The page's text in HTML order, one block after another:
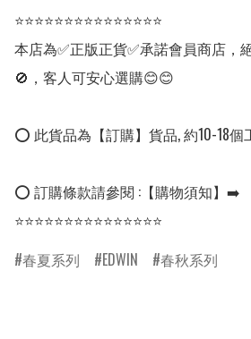
⭐⭐⭐⭐⭐⭐⭐⭐⭐⭐⭐⭐⭐⭐⭐
本店為✅正版正貨✅承諾會員商店，
🚫，客人可安心選購😊😊
⭕ 此貨品為【訂購】貨品, 約10-18個
⭕ 訂購條款請參閱 :【購物須知】➡️
⭐⭐⭐⭐⭐⭐⭐⭐⭐⭐⭐⭐⭐⭐⭐
春夏系列
EDWIN 春秋系列